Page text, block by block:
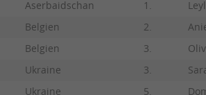
Aserbaidschan 1.
Belgien 2.
Belgien 3.
Ukraine 3.
Ukraine 5.